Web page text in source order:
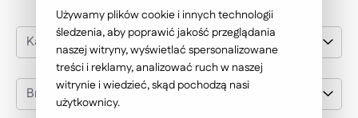
Kategoria realizacji
Branża
Używamy plików cookie i innych technologii
śledzenia, aby poprawić jakość przeglądania
naszej witryny, wyświetlać spersonalizowane
treści i reklamy, analizować ruch w naszej
witrynie i wiedzieć, skąd pochodzą nasi
użytkownicy.